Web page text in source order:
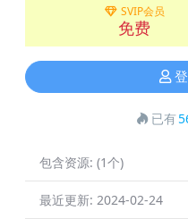
SVIP会员
免费
已有
包含资源: (1个)
最近更新: 2024-02-24